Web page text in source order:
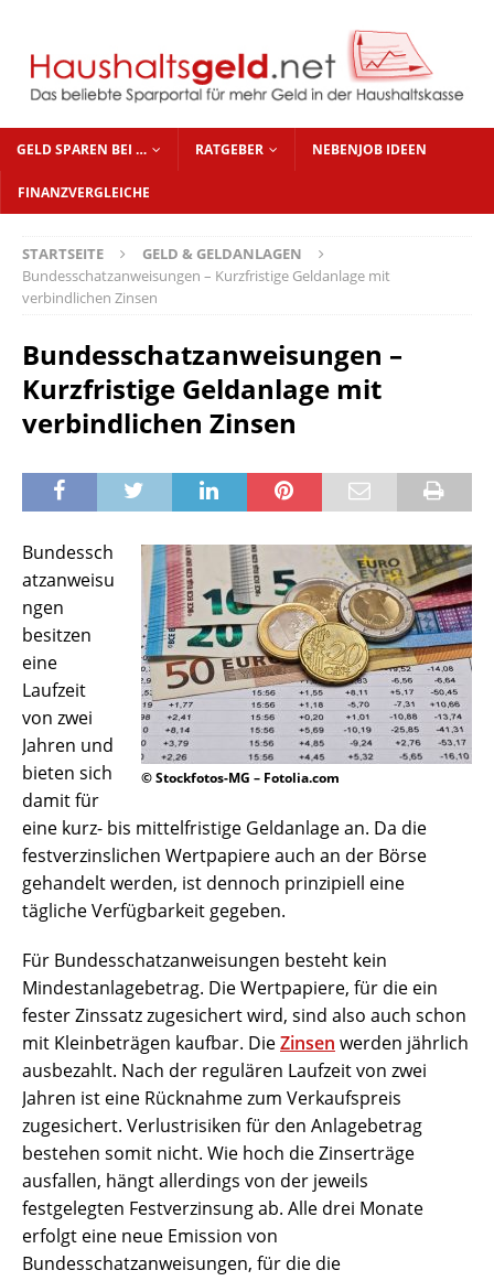
GELD SPAREN BEI … RATGEBER NEBENJOB IDEEN
FINANZVERGLEICHE
STARTSEITE
GELD & GELDANLAGEN
Bundesschatzanweisungen – Kurzfristige Geldanlage mit
verbindlichen Zinsen
Bundesschatzanweisungen –
Kurzfristige Geldanlage mit
verbindlichen Zinsen
© Stockfotos-MG – Fotolia.com
Bundessch
atzanweisu
ngen
besitzen
eine
Laufzeit
von zwei
Jahren und
bieten sich
damit für
eine kurz- bis mittelfristige Geldanlage an. Da die
festverzinslichen Wertpapiere auch an der Börse
gehandelt werden, ist dennoch prinzipiell eine
tägliche Verfügbarkeit gegeben.
Für Bundesschatzanweisungen besteht kein
Mindestanlagebetrag. Die Wertpapiere, für die ein
fester Zinssatz zugesichert wird, sind also auch schon
mit Kleinbeträgen kaufbar. DieZinsen werden jährlich
ausbezahlt. Nach der regulären Laufzeit von zwei
Jahren ist eine Rücknahme zum Verkaufspreis
zugesichert. Verlustrisiken für den Anlagebetrag
bestehen somit nicht. Wie hoch die Zinserträge
ausfallen, hängt allerdings von der jeweils
festgelegten Festverzinsung ab. Alle drei Monate
erfolgt eine neue Emission von
Bundesschatzanweisungen, für die die